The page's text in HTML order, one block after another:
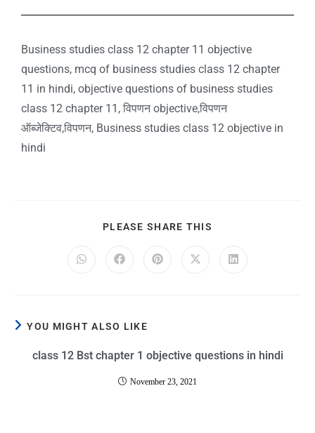
Business studies class 12 chapter 11 objective
questions, mcq of business studies class 12 chapter
11 in hindi, objective questions of business studies
class 12 chapter 11, विपणन objective,विपणन
ऑब्जेक्टिव,विपणन, Business studies class 12 objective in
hindi
PLEASE SHARE THIS
YOU MIGHT ALSO LIKE
class 12 Bst chapter 1 objective questions in hindi
November 23, 2021